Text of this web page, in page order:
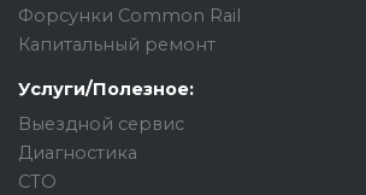
Форсунки Common Rail
Капитальный ремонт
Услуги/Полезное:
Выездной сервис
Диагностика
СТО